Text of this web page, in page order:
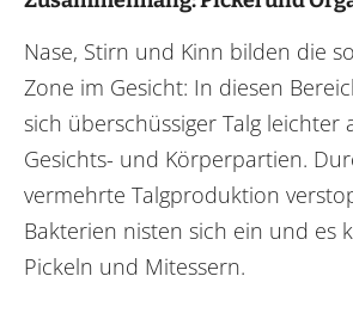
Nase, Stirn und Kinn bilden die
Zone im Gesicht: In diesen
sich überschüssiger Talg leichter
Gesichts- und Körperpartien.
vermehrte Talgproduktion
Bakterien nisten sich ein und es
Pickeln und Mitessern.